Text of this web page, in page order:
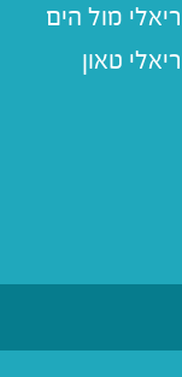
מול הים
טאון